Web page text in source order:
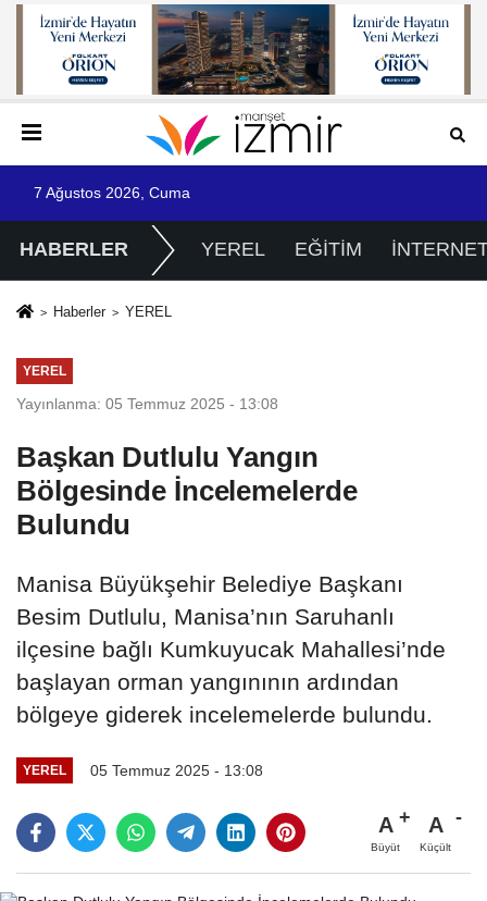
7 Ağustos 2026, Cuma
HABERLER YEREL EĞİTİM
Haberler YEREL
YEREL
Yayınlanma: 05 Temmuz 2025 - 13:08
Başkan Dutlulu Yangın
Bölgesinde İncelemelerde
Bulundu
Manisa Büyükşehir Belediye Başkanı
Besim Dutlulu, Manisa’nın Saruhanlı
ilçesine bağlı Kumkuyucak Mahallesi’nde
başlayan orman yangınının ardından
bölgeye giderek incelemelerde bulundu.
YEREL 05 Temmuz 2025 - 13:08
A
Büyüt
A
Küçült